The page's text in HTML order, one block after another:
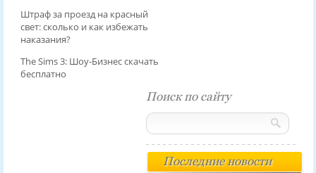
Штраф за проезд на красный
свет: сколько и как избежать
наказания?
The Sims 3: Шоу-Бизнес скачать
бесплатно
Поиск по сайту
Последние новости